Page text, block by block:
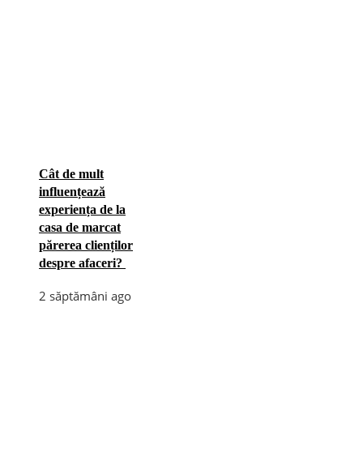
Cât de mult
influențează
experiența de la
casa de marcat
părerea clienților
despre afaceri?
2 săptămâni ago